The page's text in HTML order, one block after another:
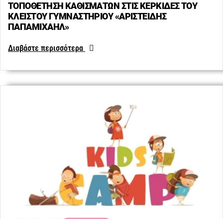
ΤΟΠΟΘΕΤΗΣΗ ΚΑΘΙΣΜΑΤΩΝ ΣΤΙΣ ΚΕΡΚΙΔΕΣ ΤΟΥ
ΚΛΕΙΣΤΟΥ ΓΥΜΝΑΣΤΗΡΙΟΥ «ΑΡΙΣΤΕΙΔΗΣ
ΠΑΠΑΜΙΧΑΗΛ»
Διαβάστε περισσότερα